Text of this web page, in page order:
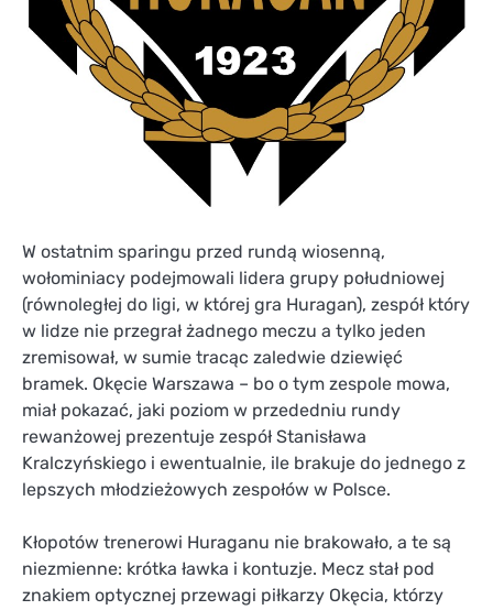
W ostatnim sparingu przed rundą wiosenną,
wołominiacy podejmowali lidera grupy południowej
(równoległej do ligi, w której gra Huragan), zespół który
w lidze nie przegrał żadnego meczu a tylko jeden
zremisował, w sumie tracąc zaledwie dziewięć
bramek. Okęcie Warszawa – bo o tym zespole mowa,
miał pokazać, jaki poziom w przededniu rundy
rewanżowej prezentuje zespół Stanisława
Kralczyńskiego i ewentualnie, ile brakuje do jednego z
lepszych młodzieżowych zespołów w Polsce.
Kłopotów trenerowi Huraganu nie brakowało, a te są
niezmienne: krótka ławka i kontuzje. Mecz stał pod
znakiem optycznej przewagi piłkarzy Okęcia, którzy